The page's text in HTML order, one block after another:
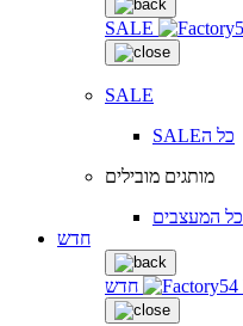
SALE
SALE
SALEכל ה
מותגים מובילים
כל המעצבים
חדש
חדש